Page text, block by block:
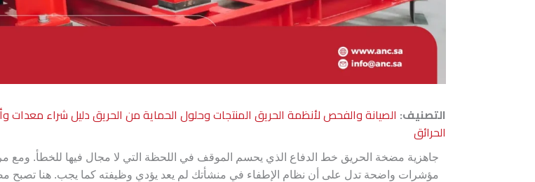
التصنيف: الصيانة والفحص لأنظمة الحريق المنتجات وحلول الحماية من الحريقدليل شراء معدات
الحرائق
جاهزية مضخة الحريق خط الدفاع الذي يحسم الموقف في اللحظة التي لا مجال فيها للخطأ. ومع
مؤشرات واضحة تدل على أن نظام الإطفاء في منشأتك لم يعد يؤدي وظيفته كما يجب. هنا تصبح